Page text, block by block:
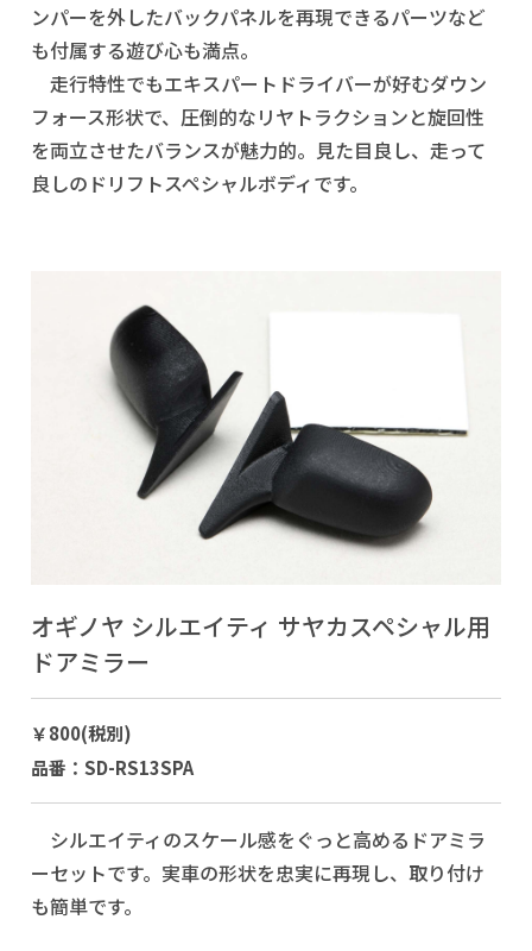
ンパーを外したバックパネルを再現できるパーツなど
も付属する遊び心も満点。
走行特性でもエキスパートドライバーが好むダウン
フォース形状で、圧倒的なリヤトラクションと旋回性
を両立させたバランスが魅力的。見た目良し、走って
良しのドリフトスペシャルボディです。
オギノヤ シルエイティ サヤカスペシャル用
ドアミラー
￥800(税別)
品番：SD-RS13SPA
シルエイティのスケール感をぐっと高めるドアミラ
ーセットです。実車の形状を忠実に再現し、取り付け
も簡単です。